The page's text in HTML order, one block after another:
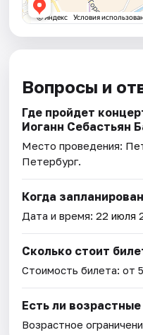
Вопросы и
Где пройдет
Иоганн Себастьян
Место проведения:
Петербург.
Когда
Дата и время:22 июля
Сколько стоит
Стоимость билета: от
Есть ли
Возрастное